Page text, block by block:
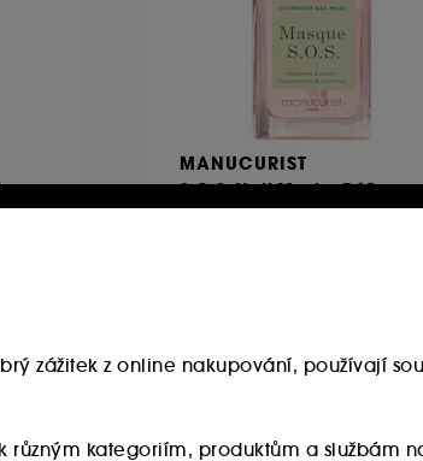
MANUCURIST
S.O.S. Nail Mask – Péče o
nehty
zážitek z online nakupování, používají
různým kategoriím, produktům a službám